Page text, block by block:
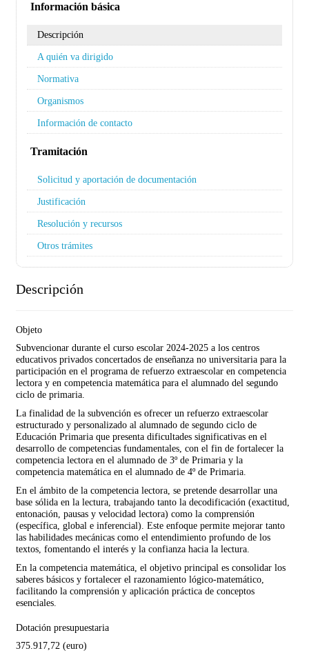
Información básica
Descripción
A quién va dirigido
Normativa
Organismos
Información de contacto
Tramitación
Solicitud y aportación de documentación
Justificación
Resolución y recursos
Otros trámites
Descripción
Objeto
Subvencionar durante el curso escolar 2024-2025 a los centros
educativos privados concertados de enseñanza no universitaria para la
participación en el programa de refuerzo extraescolar en competencia
lectora y en competencia matemática para el alumnado del segundo
ciclo de primaria.
La finalidad de la subvención es ofrecer un refuerzo extraescolar
estructurado y personalizado al alumnado de segundo ciclo de
Educación Primaria que presenta dificultades significativas en el
desarrollo de competencias fundamentales, con el fin de fortalecer la
competencia lectora en el alumnado de 3º de Primaria y la
competencia matemática en el alumnado de 4º de Primaria.
En el ámbito de la competencia lectora, se pretende desarrollar una
base sólida en la lectura, trabajando tanto la decodificación (exactitud,
entonación, pausas y velocidad lectora) como la comprensión
(específica, global e inferencial). Este enfoque permite mejorar tanto
las habilidades mecánicas como el entendimiento profundo de los
textos, fomentando el interés y la confianza hacia la lectura.
En la competencia matemática, el objetivo principal es consolidar los
saberes básicos y fortalecer el razonamiento lógico-matemático,
facilitando la comprensión y aplicación práctica de conceptos
esenciales.
Dotación presupuestaria
375.917,72 (euro)